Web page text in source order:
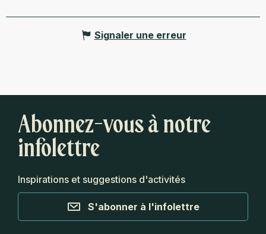
Signaler une erreur
Abonnez-vous à notre
infolettre
Inspirations et suggestions d'activités
S'abonner à l'infolettre